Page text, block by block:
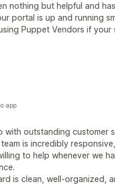
nothing but helpful and
portal is up and running
Puppet Vendors if your
with outstanding customer
is incredibly
to help whenever we
is clean, well-organized,
app